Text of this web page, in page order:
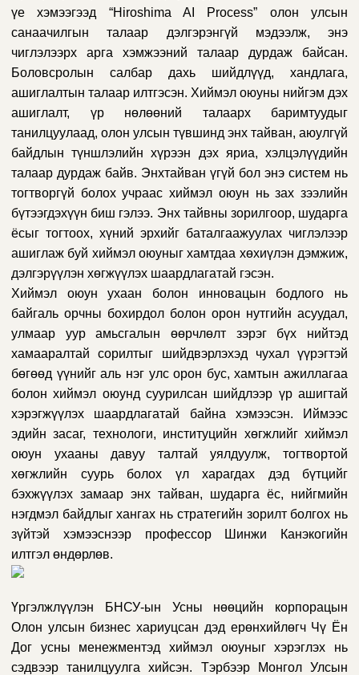
үе хэмээгээд “Hiroshima AI Process” олон улсын
санаачилгын талаар дэлгэрэнгүй мэдээлж, энэ
чиглэлээрх арга хэмжээний талаар дурдаж байсан.
Боловсролын салбар дахь шийдлүүд, хандлага,
ашиглалтын талаар илтгэсэн. Хиймэл оюуны нийгэм дэх
ашиглалт, үр нөлөөний талаарх баримтуудыг
танилцуулаад, олон улсын түвшинд энх тайван, аюулгүй
байдлын түншлэлийн хүрээн дэх яриа, хэлцэлүүдийн
талаар дурдаж байв. Энхтайван үгүй бол энэ систем нь
тогтворгүй болох учраас хиймэл оюун нь зах зээлийн
бүтээгдэхүүн биш гэлээ. Энх тайвны зорилгоор, шударга
ёсыг тогтоох, хүний эрхийг баталгаажуулах чиглэлээр
ашиглаж буй хиймэл оюуныг хамтдаа хөхиүлэн дэмжиж,
дэлгэрүүлэн хөгжүүлэх шаардлагатай гэсэн.
Хиймэл оюун ухаан болон инновацын бодлого нь
байгаль орчны бохирдол болон орон нутгийн асуудал,
улмаар уур амьсгалын өөрчлөлт зэрэг бүх нийтэд
хамааралтай сорилтыг шийдвэрлэхэд чухал үүрэгтэй
бөгөөд үүнийг аль нэг улс орон бус, хамтын ажиллагаа
болон хиймэл оюунд суурилсан шийдлээр үр ашигтай
хэрэгжүүлэх шаардлагатай байна хэмээсэн. Иймээс
эдийн засаг, технологи, институцийн хөгжлийг хиймэл
оюун ухааны давуу талтай уялдуулж, тогтвортой
хөгжлийн суурь болох үл харагдах дэд бүтцийг
бэхжүүлэх замаар энх тайван, шударга ёс, нийгмийн
нэгдмэл байдлыг хангах нь стратегийн зорилт болгох нь
зүйтэй хэмээснээр профессор Шинжи Канэкогийн
илтгэл өндөрлөв.
Үргэлжлүүлэн БНСУ-ын Усны нөөцийн корпорацын
Олон улсын бизнес хариуцсан дэд ерөнхийлөгч Чү Ён
Дог усны менежментэд хиймэл оюуныг хэрэглэх нь
сэдвээр танилцуулга хийсэн. Тэрбээр Монгол Улсын